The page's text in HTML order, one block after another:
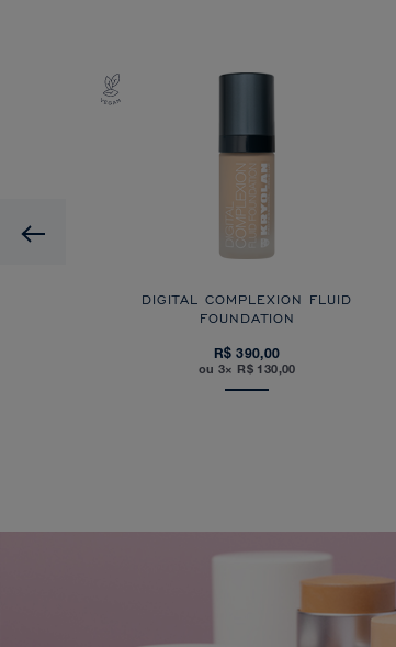
Previous
DIGITAL COMPLEXION FLUID
FOUNDATION
R$ 390,00
ou 3× R$ 130,00